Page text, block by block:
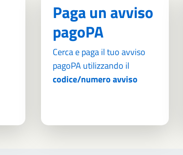
Paga un avviso
pagoPA
Cerca e paga il tuo avviso
pagoPA utilizzando il
codice/numero avviso